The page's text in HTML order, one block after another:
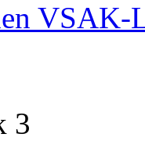
VSAK-
3